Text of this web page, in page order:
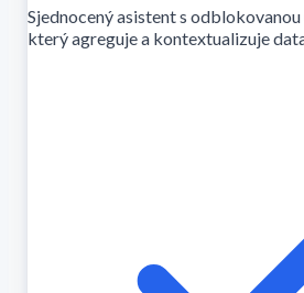
Sjednocený asistent s
který agreguje a kontextualizuje